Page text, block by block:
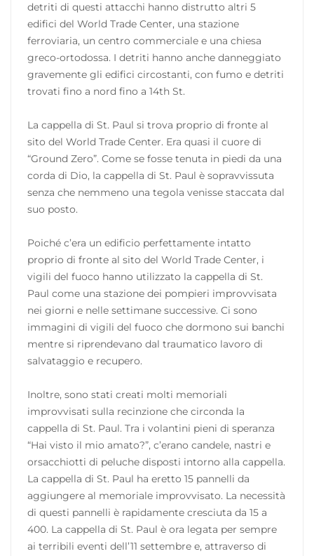
detriti di questi attacchi hanno distrutto altri 5
edifici del World Trade Center, una stazione
ferroviaria, un centro commerciale e una chiesa
greco-ortodossa. I detriti hanno anche danneggiato
gravemente gli edifici circostanti, con fumo e detriti
trovati fino a nord fino a 14th St.
La cappella di St. Paul si trova proprio di fronte al
sito del World Trade Center. Era quasi il cuore di
“Ground Zero”. Come se fosse tenuta in piedi da una
corda di Dio, la cappella di St. Paul è sopravvissuta
senza che nemmeno una tegola venisse staccata dal
suo posto.
Poiché c’era un edificio perfettamente intatto
proprio di fronte al sito del World Trade Center, i
vigili del fuoco hanno utilizzato la cappella di St.
Paul come una stazione dei pompieri improvvisata
nei giorni e nelle settimane successive. Ci sono
immagini di vigili del fuoco che dormono sui banchi
mentre si riprendevano dal traumatico lavoro di
salvataggio e recupero.
Inoltre, sono stati creati molti memoriali
improvvisati sulla recinzione che circonda la
cappella di St. Paul. Tra i volantini pieni di speranza
“Hai visto il mio amato?”, c’erano candele, nastri e
orsacchiotti di peluche disposti intorno alla cappella.
La cappella di St. Paul ha eretto 15 pannelli da
aggiungere al memoriale improvvisato. La necessità
di questi pannelli è rapidamente cresciuta da 15 a
400. La cappella di St. Paul è ora legata per sempre
ai terribili eventi dell’11 settembre e, attraverso di